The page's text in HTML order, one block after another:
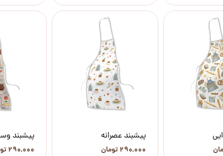
پیشبند عصرانه
۲۹۰,۰۰۰ تومان
پیشبند
۲۹۰,۰۰۰ تومان